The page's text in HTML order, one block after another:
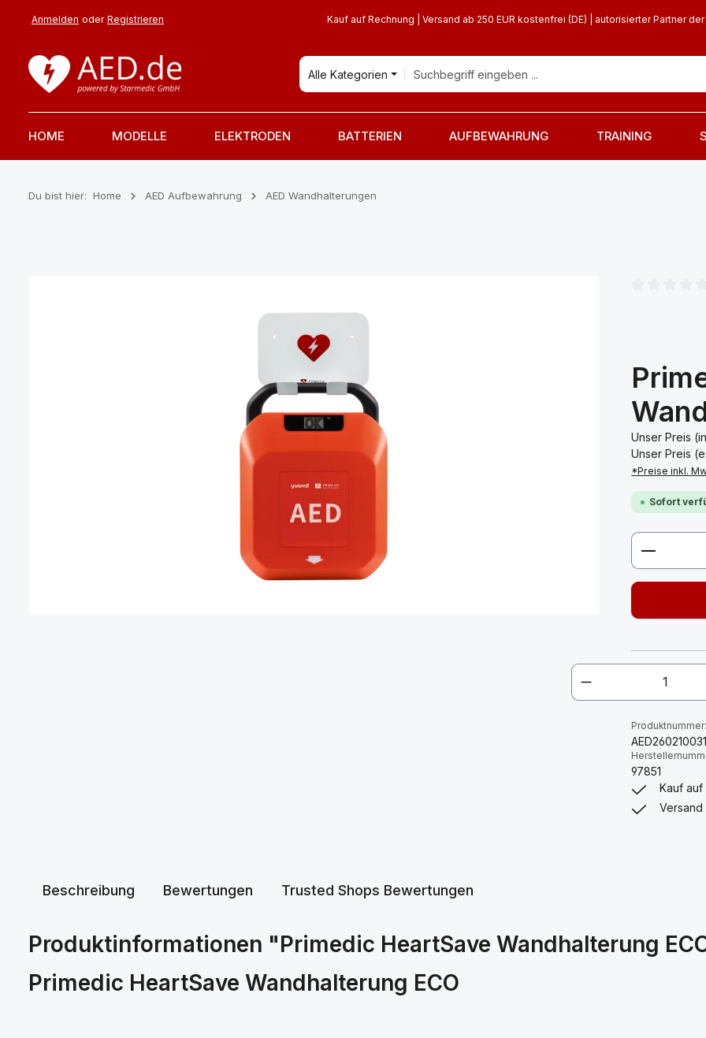
Hauptinhalt springen
Zur Suche springen
Zur Hauptnavigation springen
Anmelden oder Registrieren Kauf auf Rechnung | Versand ab 250 EUR kostenfrei (DE) | autorisierter Partner
Alle Kategorien
HOME MODELLE ELEKTRODEN BATTERIEN AUFBEWAHRUNG TRAINING
Du bist hier: Home AED Aufbewahrung AED Wandhalterungen
Unser Preis
Unser Preis
*Preise inkl.
Sofort
Produktnummer:
AED260210031
97851
Kauf auf
Versand
Beschreibung Bewertungen Trusted Shops Bewertungen
Produktinformationen "Primedic HeartSave Wandhalterung
Primedic HeartSave Wandhalterung ECO